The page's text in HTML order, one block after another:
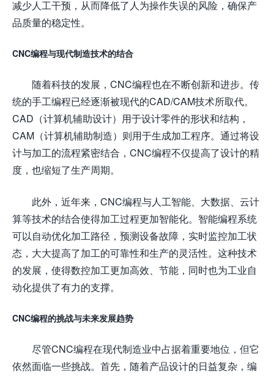
减少人工干预，从而降低了人为操作失误的风险，确保产
品质量的稳定性。
CNC编程与现代制造技术的结合
随着科技的发展，CNC编程也在不断创新和进步。传
统的手工编程已经逐渐被现代的CAD/CAM技术所取代。
CAD（计算机辅助设计）用于设计零件的形状和结构，
CAM（计算机辅助制造）则用于生成加工程序。通过将设
计与加工的流程紧密结合，CNC编程不仅提高了设计的精
度，也缩短了生产周期。
此外，近年来，CNC编程与人工智能、大数据、云计
算等技术的结合使得加工过程更加智能化。智能编程系统
可以自动优化加工路径，预测设备故障，实时监控加工状
态，大大提高了加工的可靠性和生产的灵活性。这种技术
的发展，使得数控加工更加高效、节能，同时也为工业自
动化提供了有力的支撑。
CNC编程的挑战与未来发展趋势
尽管CNC编程在现代制造业中占据着重要地位，但它
依然面临一些挑战。首先，随着产品设计的日益复杂，编